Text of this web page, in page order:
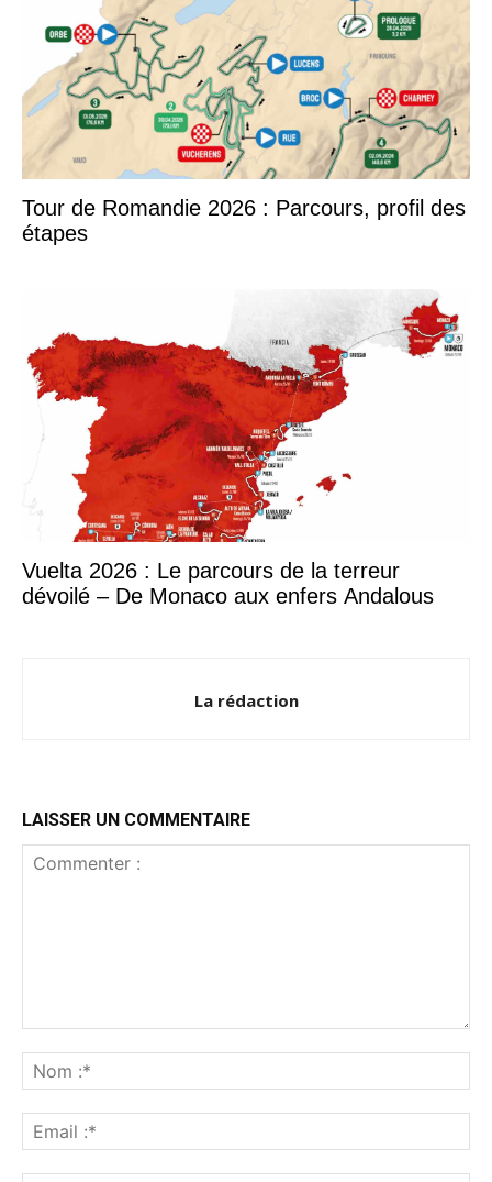
Tour de Romandie 2026 : Parcours, profil des
étapes
Vuelta 2026 : Le parcours de la terreur
dévoilé – De Monaco aux enfers Andalous
La rédaction
LAISSER UN COMMENTAIRE